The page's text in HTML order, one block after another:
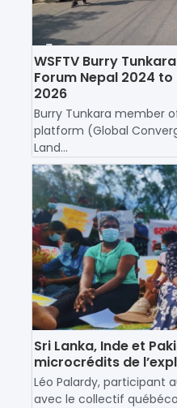
WSFTV Burry
Forum Nepal 2024 to
2026
Burry Tunkara member
platform (Global
Land...
Sri Lanka, Inde et
microcrédits de
Léo Palardy, participant
avec le collectif